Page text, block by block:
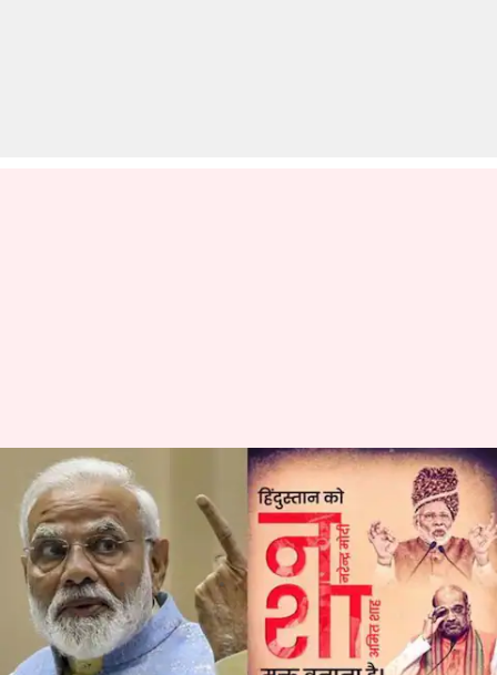
यूपी का रण: प्रधानमंत्री मोदी की
'सराब' के जवाब में सपा ने मोदी-शाह
को बताया 'नशा'
लेखन मुकुल तोमर Mar 28, 2019 06:53 pm
क्या है खबर?